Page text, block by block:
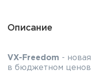
Описание
VX-Freedom -
в бюджетном